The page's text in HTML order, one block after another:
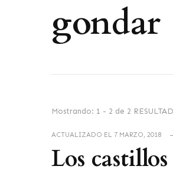
gondar
Mostrando: 1 - 2 de 2
ACTUALIZADO EL 7 MARZO, 2018
Los